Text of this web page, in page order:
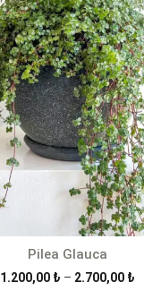
Pilea Glauca
1.200,00 ₺ – 2.700,00 ₺